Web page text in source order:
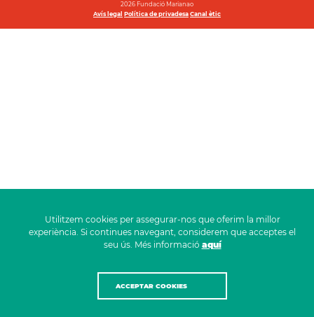
Utilitzem cookies per assegurar-nos que oferim la millor
experiència. Si continues navegant, considerem que acceptes el
seu ús. Més informació aquí
ACCEPTAR COOKIES
2026 Fundació Marianao
Avís legal Política de privadesa Canal ètic